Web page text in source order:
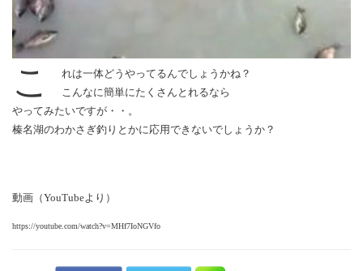
こ
れは一体どうやってるんでしょうかね？
こんなに簡単にたくさんとれるなら
やってみたいですが・・。
榛名湖のわかさぎ釣りとかに応用できないでしょうか？
動画（YouTubeより）
https://youtube.com/watch?v=MHf7IoNGVfo